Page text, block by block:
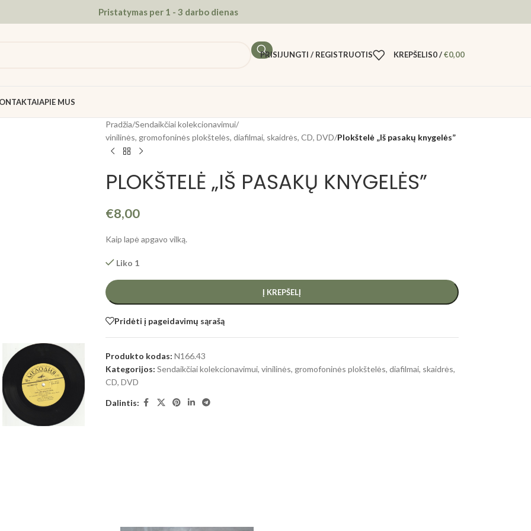
Pristatymas per 1 - 3 darbo dienas
PRISIJUNGTI / REGISTRUOTIS KREPŠELIS0/€0,00
APIE MUS
Pradžia/Sendaikčiai kolekcionavimui/
vinilinės, gromofoninės plokštelės, diafilmai, skaidrės, CD, DVD/Plokštelė „Iš pasakų knygelės”
PLOKŠTELĖ „IŠ PASAKŲ KNYGELĖS”
€8,00
Kaip lapė apgavo vilką.
Liko 1
Į KREPŠELĮ
Pridėti į pageidavimų sąrašą
Produkto kodas: N166.43
Kategorijos: Sendaikčiai kolekcionavimui, vinilinės, gromofoninės plokštelės, diafilmai, skaidrės,
CD, DVD
Dalintis: